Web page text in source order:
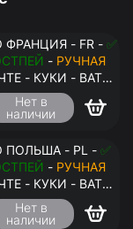
ФРАНЦИЯ - FR - ✅
- РУЧНАЯ
- КУКИ - ВАТ
Нет в
наличии
ПОЛЬША - PL - ✅
- РУЧНАЯ
- КУКИ - ВАТ
Нет в
наличии